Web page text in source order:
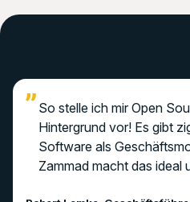
So stelle ich mir Open
Hintergrund vor! Es gibt
Software als
Zammad macht das ideal